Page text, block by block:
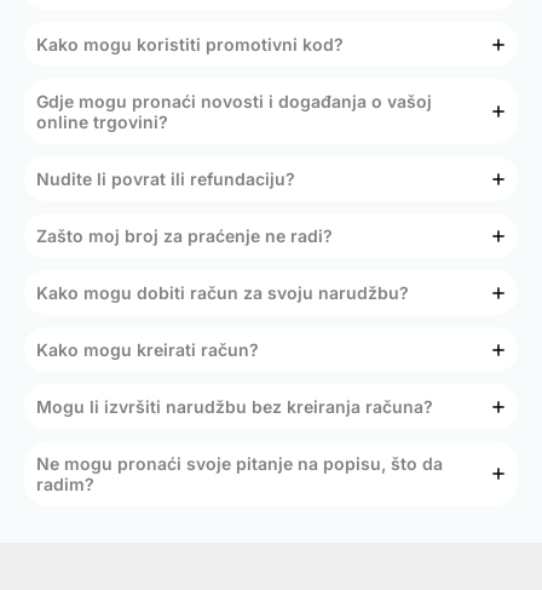
Kako mogu koristiti promotivni kod?
Gdje mogu pronaći novosti i događanja o vašoj
online trgovini?
Nudite li povrat ili refundaciju?
Zašto moj broj za praćenje ne radi?
Kako mogu dobiti račun za svoju narudžbu?
Kako mogu kreirati račun?
Mogu li izvršiti narudžbu bez kreiranja računa?
Ne mogu pronaći svoje pitanje na popisu, što da
radim?